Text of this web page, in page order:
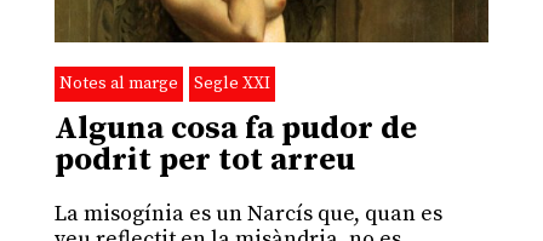
Notes al marge Segle XXI
Alguna cosa fa pudor de
podrit per tot arreu
La misogínia es un Narcís que, quan es